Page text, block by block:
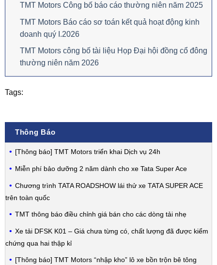
TMT Motors Công bố báo cáo thường niên năm 2025
TMT Motors Báo cáo sơ toán kết quả hoạt động kinh
doanh quý I.2026
TMT Motors công bố tài liệu Họp Đại hội đồng cổ đông
thường niên năm 2026
Tags:
Thông Báo
[Thông báo] TMT Motors triển khai Dịch vụ 24h
Miễn phí bảo dưỡng 2 năm dành cho xe Tata Super Ace
Chương trình TATA ROADSHOW lái thử xe TATA SUPER ACE
trên toàn quốc
TMT thông báo điều chỉnh giá bán cho các dòng tải nhẹ
Xe tải DFSK K01 – Giá chưa từng có, chất lượng đã được kiểm
chứng qua hai thập kỉ
[Thông báo] TMT Motors “nhập kho” lô xe bồn trộn bê tông